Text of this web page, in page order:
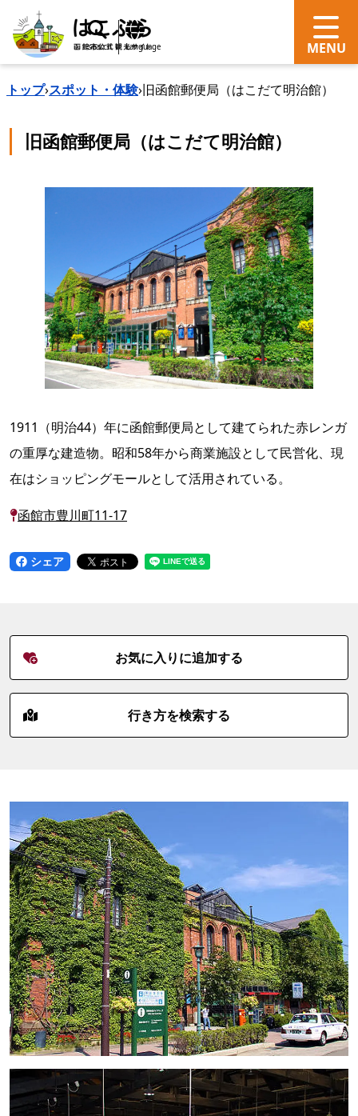
search Language
トップ›スポット・体験›旧函館郵便局（はこだて明治館）
旧函館郵便局（はこだて明治館）
1911（明治44）年に函館郵便局として建てられた赤レンガ
の重厚な建造物。昭和58年から商業施設として民営化、現
在はショッピングモールとして活用されている。
函館市豊川町11-17
シェア
お気に入りに追加する
行き方を検索する